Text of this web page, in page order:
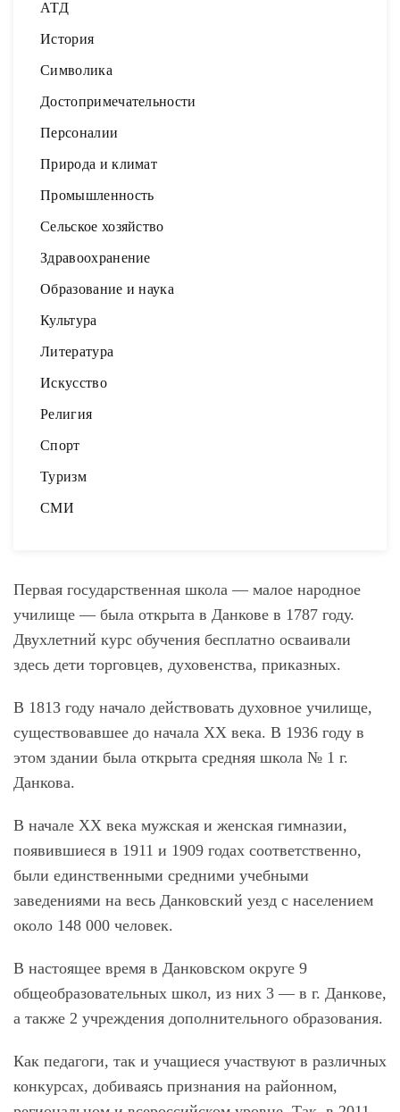
Первая государственная школа — малое народное
училище — была открыта в Данкове в 1787 году.
Двухлетний курс обучения бесплатно осваивали
здесь дети торговцев, духовенства, приказных.
В 1813 году начало действовать духовное училище,
существовавшее до начала XX века. В 1936 году в
этом здании была открыта средняя школа № 1 г.
Данкова.
В начале XX века мужская и женская гимназии,
появившиеся в 1911 и 1909 годах соответственно,
были единственными средними учебными
заведениями на весь Данковский уезд с населением
около 148 000 человек.
В настоящее время в Данковском округе 9
общеобразовательных школ, из них 3 — в г. Данкове,
а также 2 учреждения дополнительного образования.
Как педагоги, так и учащиеся участвуют в различных
конкурсах, добиваясь признания на районном,
АТД
История
Символика
Достопримечательности
Персоналии
Природа и климат
Промышленность
Сельское хозяйство
Здравоохранение
Образование и наука
Культура
Литература
Искусство
Религия
Спорт
Туризм
СМИ